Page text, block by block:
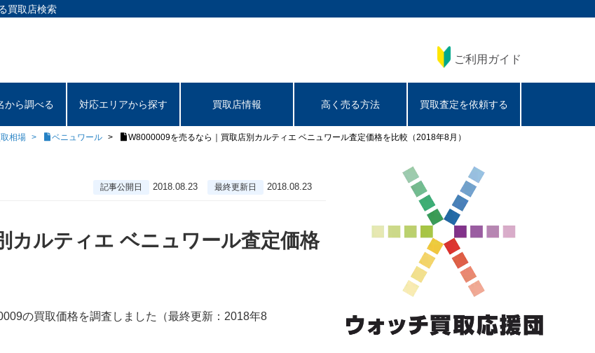
買取店検索
ご利用ガイド
から調べる 対応エリアから探す 買取店情報 高く売る方法 買取査定を依頼する
相場 ベニュワール W8000009を売るなら｜買取店別カルティエ ベニュワール査定価格を比較（2018年8月）
記事公開日 2018.08.23 最終更新日 2018.08.23
カルティエ ベニュワール査定価格
の買取価格を調査しました（最終更新：2018年8